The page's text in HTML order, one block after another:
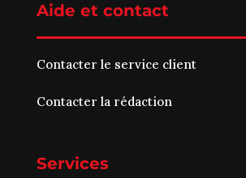
Aide et contact
Contacter le service client
Contacter la rédaction
Services